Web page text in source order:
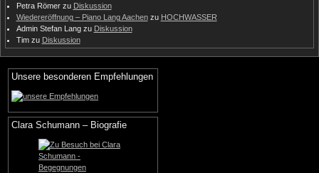
Petra Römerzu Diskussion
Wiedereröffnung – Piano Lang Aachenzu HOCHWASSER
Admin Stefan Langzu Diskussion
Timzu Diskussion
Unsere besonderen Empfehlungen
Clara Schumann – Biografie